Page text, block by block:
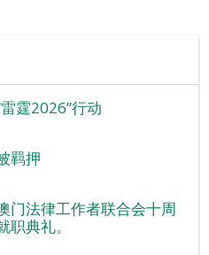
霆2026”行动
羁押
门法律工作者联合会十周
典礼。